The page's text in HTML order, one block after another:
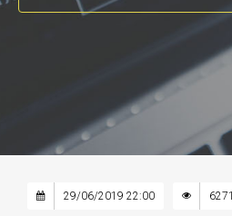
29/06/2019 22:00 6271